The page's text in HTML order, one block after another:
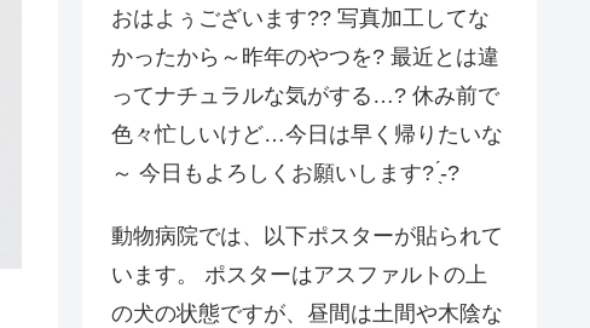
おはよぅございます?? 写真加工してな
かったから～昨年のやつを? 最近とは違
ってナチュラルな気がする…? 休み前で
色々忙しいけど…今日は早く帰りたいな
～ 今日もよろしくお願いします? ̖́-?
動物病院では、以下ポスターが貼られて
います。 ポスターはアスファルトの上
の犬の状態ですが、昼間は土間や木陰な